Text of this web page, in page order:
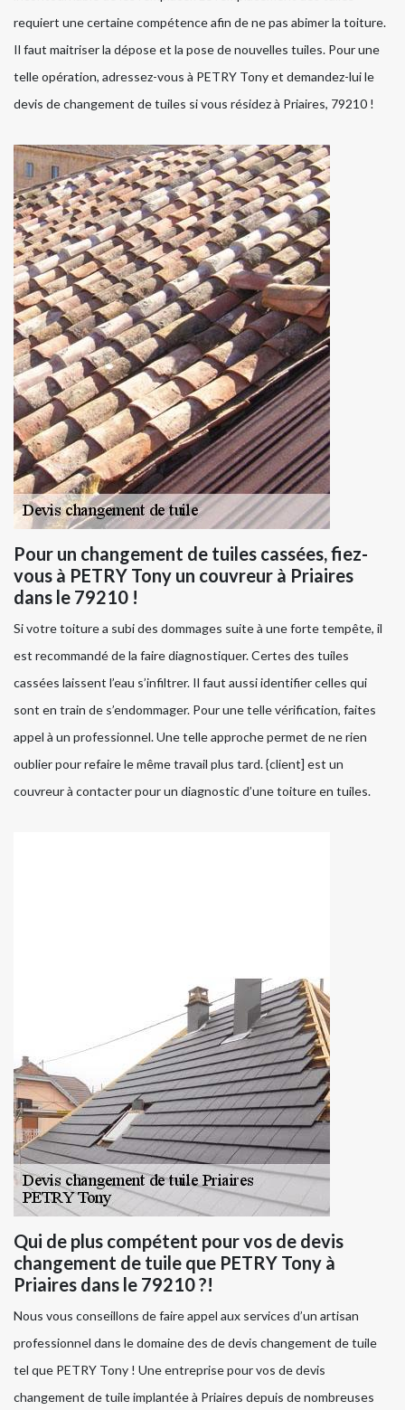
requiert une certaine compétence afin de ne pas abimer la toiture.
Il faut maitriser la dépose et la pose de nouvelles tuiles. Pour une
telle opération, adressez-vous à PETRY Tony et demandez-lui le
devis de changement de tuiles si vous résidez à Priaires, 79210 !
Pour un changement de tuiles cassées, fiez-
vous à PETRY Tony un couvreur à Priaires
dans le 79210 !
Si votre toiture a subi des dommages suite à une forte tempête, il
est recommandé de la faire diagnostiquer. Certes des tuiles
cassées laissent l’eau s’infiltrer. Il faut aussi identifier celles qui
sont en train de s’endommager. Pour une telle vérification, faites
appel à un professionnel. Une telle approche permet de ne rien
oublier pour refaire le même travail plus tard. {client] est un
couvreur à contacter pour un diagnostic d’une toiture en tuiles.
Qui de plus compétent pour vos de devis
changement de tuile que PETRY Tony à
Priaires dans le 79210 ?!
Nous vous conseillons de faire appel aux services d’un artisan
professionnel dans le domaine des de devis changement de tuile
tel que PETRY Tony ! Une entreprise pour vos de devis
changement de tuile implantée à Priaires depuis de nombreuses